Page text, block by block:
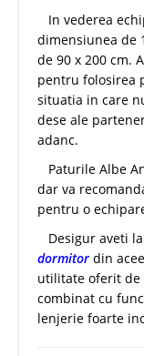
In vederea
dimensiunea de
de 90 x 200 cm.
pentru folosirea
situatia in care
dese ale
adanc.
Paturile Albe
dar va
pentru o
Desigur aveti
dormitor din
utilitate oferit de
combinat cu
lenjerie foarte